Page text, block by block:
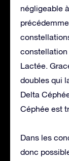
négligeable
constellation
Lactée.
doubles qui
Delta
Céphée est
Dans les
donc